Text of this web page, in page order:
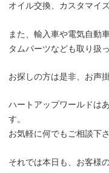
オイル交換、カスタマイ
また、輸入車や電気自動
タムパーツなども取り扱
お探しの方は是非、お声
ハートアップワールドは
す。
お気軽に何でもご相談下さ
それでは本日も、お客様